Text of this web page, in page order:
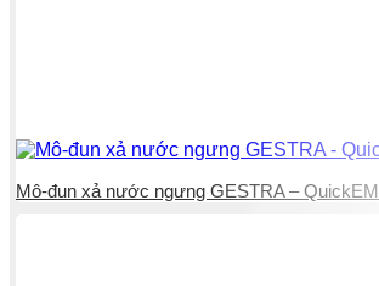
Mô-đun xả nước ngưng GESTRA – QuickEM